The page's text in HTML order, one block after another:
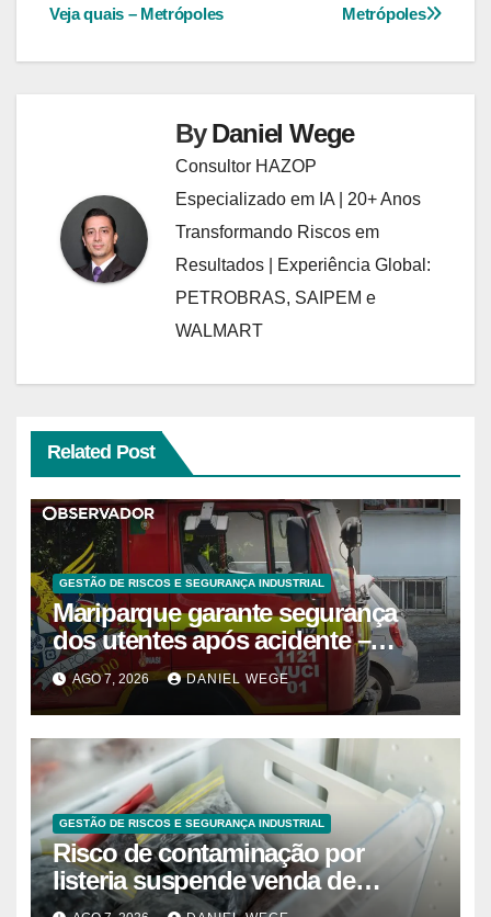
Post
Metrópoles
Veja quais – Metrópoles
ByDaniel Wege
Consultor HAZOP
Especializado em IA | 20+ Anos
Transformando Riscos em
Resultados | Experiência Global:
PETROBRAS, SAIPEM e
WALMART
Related Post
GESTÃO DE RISCOS E SEGURANÇA INDUSTRIAL
Mariparque garante segurança
dos utentes após acidente –
Observador
AGO 7, 2026 DANIEL WEGE
GESTÃO DE RISCOS E SEGURANÇA INDUSTRIAL
Risco de contaminação por
listeria suspende venda de
mirtilos em fábricas da América